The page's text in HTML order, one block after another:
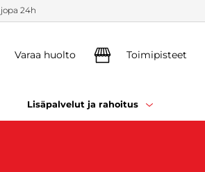
24h
Varaa huolto Toimipisteet
Lisäpalvelut ja rahoitus